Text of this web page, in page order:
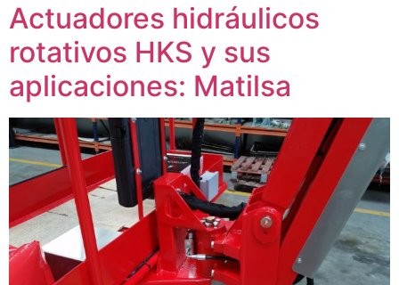
Actuadores hidráulicos
rotativos HKS y sus
aplicaciones: Matilsa